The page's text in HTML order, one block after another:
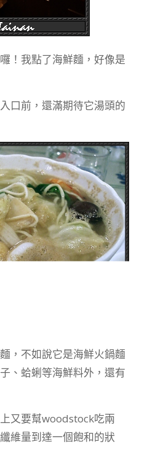
！我點了海鮮麵，好像是
口前，還滿期待它湯頭的
，不如說它是海鮮火鍋麵
、蛤蜊等海鮮料外，還有
又要幫woodstock吃兩
維量到達一個飽和的狀